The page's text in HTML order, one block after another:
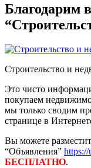
Благодарим
Строительство и
Это чисто
покупаем
мы только сводим
странице в
Вы можете
“Объявления”
БЕСПЛАТНО.